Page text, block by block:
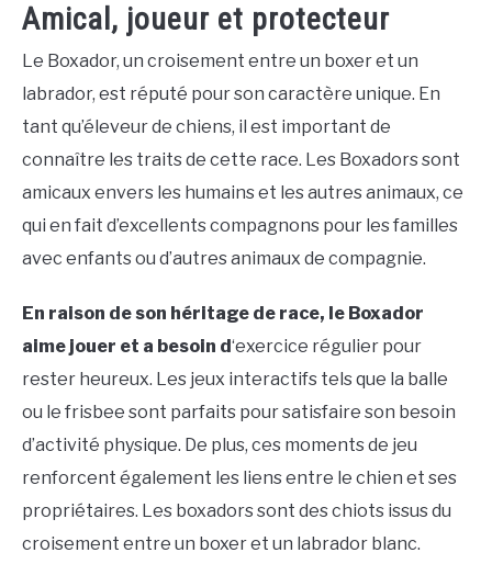
Amical, joueur et protecteur
Le Boxador, un croisement entre un boxer et un
labrador, est réputé pour son caractère unique. En
tant qu’éleveur de chiens, il est important de
connaître les traits de cette race. Les Boxadors sont
amicaux envers les humains et les autres animaux, ce
qui en fait d’excellents compagnons pour les familles
avec enfants ou d’autres animaux de compagnie.
En raison de son héritage de race, le Boxador
aime jouer et a besoin d ‘exercice régulier pour
rester heureux. Les jeux interactifs tels que la balle
ou le frisbee sont parfaits pour satisfaire son besoin
d’activité physique. De plus, ces moments de jeu
renforcent également les liens entre le chien et ses
propriétaires. Les boxadors sont des chiots issus du
croisement entre un boxer et un labrador blanc.